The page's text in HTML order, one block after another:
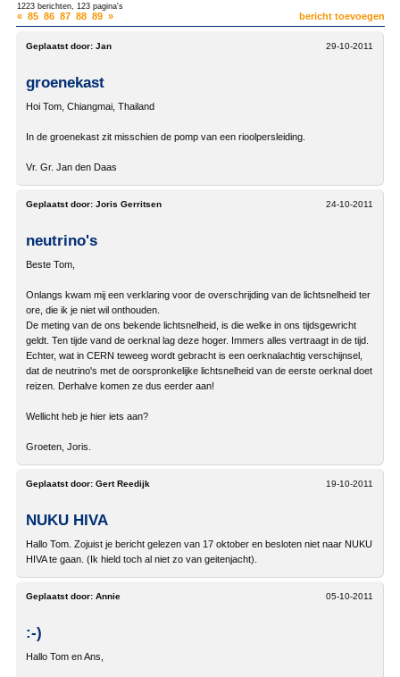
1223 berichten, 123 pagina's
bericht toevoegen
« 85 86 87 88 89 »
29-10-2011
Geplaatst door: Jan
groenekast
Hoi Tom, Chiangmai, Thailand
In de groenekast zit misschien de pomp van een rioolpersleiding.
Vr. Gr. Jan den Daas
24-10-2011
Geplaatst door: Joris Gerritsen
neutrino's
Beste Tom,
Onlangs kwam mij een verklaring voor de overschrijding van de lichtsnelheid ter
ore, die ik je niet wil onthouden.
De meting van de ons bekende lichtsnelheid, is die welke in ons tijdsgewricht
geldt. Ten tijde vand de oerknal lag deze hoger. Immers alles vertraagt in de tijd.
Echter, wat in CERN teweeg wordt gebracht is een oerknalachtig verschijnsel,
dat de neutrino's met de oorspronkelijke lichtsnelheid van de eerste oerknal doet
reizen. Derhalve komen ze dus eerder aan!
Wellicht heb je hier iets aan?
Groeten, Joris.
19-10-2011
Geplaatst door: Gert Reedijk
NUKU HIVA
Hallo Tom. Zojuist je bericht gelezen van 17 oktober en besloten niet naar NUKU
HIVA te gaan. (Ik hield toch al niet zo van geitenjacht).
05-10-2011
Geplaatst door: Annie
:-)
Hallo Tom en Ans,